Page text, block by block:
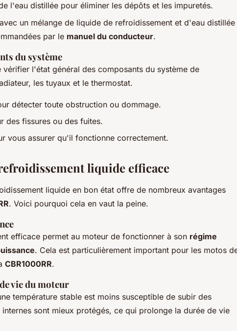
l'eau distillée pour éliminer les dépôts et les impuretés.
avec un mélange de liquide de refroidissement et d'eau distillée
par le manuel du conducteur.
du système
l'état général des composants du système de
les tuyaux et le thermostat.
détecter toute obstruction ou dommage.
des fissures ou des fuites.
vous assurer qu'il fonctionne correctement.
liquide efficace
liquide en bon état offre de nombreux avantages
. Voici pourquoi cela en vaut la peine.
efficace permet au moteur de fonctionner à son régime
. Cela est particulièrement important pour les motos
CBR1000RR.
vie du moteur
température stable est moins susceptible de subir des
sont mieux protégés, ce qui prolonge la durée de vie